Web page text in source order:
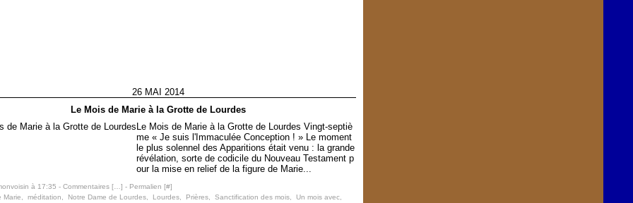
26 MAI 2014
Le Mois de Marie à la Grotte de Lourdes
Le Mois de Marie à la Grotte de Lourdes Vingt-septiè
me « Je suis l'Immaculée Conception ! » Le moment
le plus solennel des Apparitions était venu : la grande
révélation, sorte de codicile du Nouveau Testament p
our la mise en relief de la figure de Marie...
à 17:35 - Commentaires [ ] - Permalien [#]
Marie méditation Notre Dame de Lourdes Lourdes Prières Sanctification des mois Un mois avec